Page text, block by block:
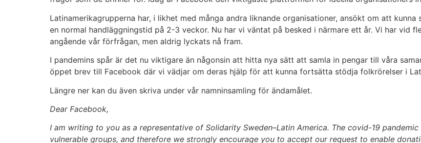
Latinamerikagrupperna har, i likhet med många andra liknande organisationer, ansökt om att
en normal handläggningstid på 2-3 veckor. Nu har vi väntat på besked i närmare ett år. Vi har vid
angående vår förfrågan, men aldrig lyckats nå fram.
I pandemins spår är det nu viktigare än någonsin att hitta nya sätt att samla in pengar till våra
öppet brev till Facebook där vi vädjar om deras hjälp för att kunna fortsätta stödja folkrörelser i
Längre ner kan du även skriva under vår namninsamling för ändamålet.
Dear Facebook,
I am writing to you as a representative of Solidarity Sweden–Latin America. The covid-19
vulnerable groups, and therefore we strongly encourage you to accept our request to enable